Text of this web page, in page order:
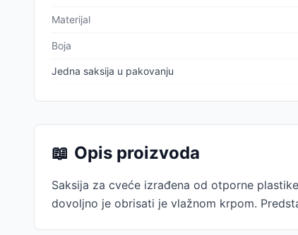
Materijal
Boja
Jedna saksija u pakovanju
📖 Opis proizvoda
Saksija za cveće izrađena od otporne
dovoljno je obrisati je vlažnom krpom.